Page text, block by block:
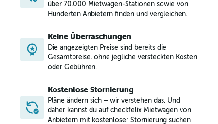
über 70.000 Mietwagen-Stationen sowie von
Hunderten Anbietern finden und vergleichen.
Keine Überraschungen
Die angezeigten Preise sind bereits die
Gesamtpreise, ohne jegliche versteckten Kosten
oder Gebühren.
Kostenlose Stornierung
Pläne ändern sich – wir verstehen das. Und
daher kannst du auf checkfelix Mietwagen von
Anbietern mit kostenloser Stornierung suchen